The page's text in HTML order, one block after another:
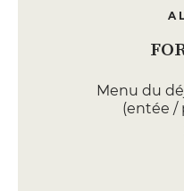
A
Menu du
(entée /